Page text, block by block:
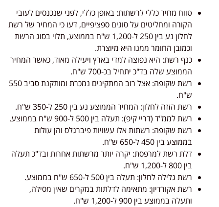
טווח מחיר כללי לרשתות: באופן כללי, לפני שנכנסים לעובי
הקורה ומחליטים על סוגים ספציפיים, דעו כי המחיר של רשת
לחלון נע בין 250 ל-1,200 ש"ח בממוצע, תלוי בסוג הרשת
וכמובן החומר ממנו היא מיוצרת.
כנף רשת: היא נפוצה למדי בארץ ויעילה מאוד, כאשר המחיר
הממוצע שלה בד"כ יתחיל בכ-700 ש"ח.
רשת שקופה: אצל רוב המתקינים נמכרת ומותקנת סביב 550
ש"ח.
רשת הזזה לחלון: המחיר הממוצע נע בין 250 ל-350 ש"ח.
רשת לממ"ד (דריי קיפ): תעלה בין 500 ל-900 ש"ח בממוצע.
רשת שקופה: רשתות אלו עשויות פיברגלס והן עולות
בממוצע בין 450 ל-650 ש"ח.
דלת רשת למרפסת: יקרה יותר מרשתות אחרות ובד"כ תעלה
בין 800 ל-1,200 ש"ח.
רשת גלילה לחלון: תעלה בין 500 ל-650 ש"ח בממוצע.
רשת אקורדיון: מתאימה לדלתות במקרים שאין מסילה,
ותעלה בממוצע בין 900 ל-1,200 ש"ח.